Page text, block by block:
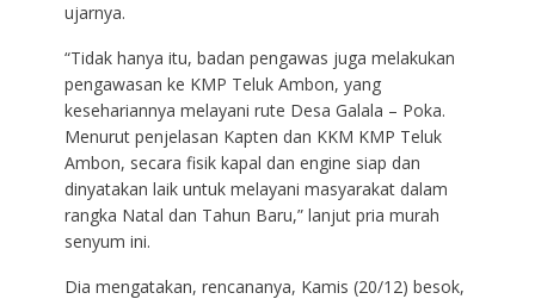
ujarnya.
“Tidak hanya itu, badan pengawas juga melakukan
pengawasan ke KMP Teluk Ambon, yang
kesehariannya melayani rute Desa Galala – Poka.
Menurut penjelasan Kapten dan KKM KMP Teluk
Ambon, secara fisik kapal dan engine siap dan
dinyatakan laik untuk melayani masyarakat dalam
rangka Natal dan Tahun Baru,” lanjut pria murah
senyum ini.
Dia mengatakan, rencananya, Kamis (20/12) besok,